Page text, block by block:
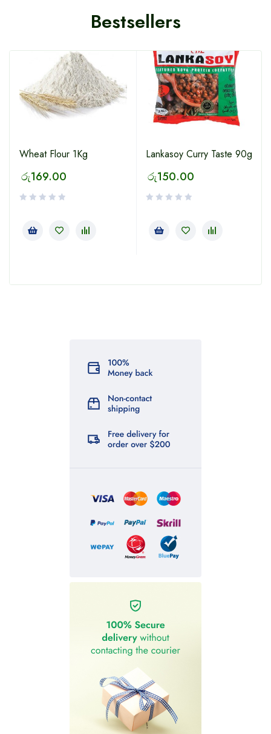
Bestsellers
Wheat Flour 1Kg
රු169.00
Lankasoy Curry Taste 90g
රු150.00